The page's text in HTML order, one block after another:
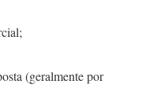
(geralmente por